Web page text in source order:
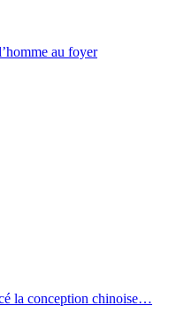
au foyer
la conception chinoise…